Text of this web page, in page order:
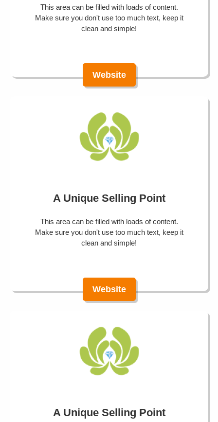
This area can be filled with loads of content.
Make sure you don't use too much text, keep it
clean and simple!
Website
A Unique Selling Point
This area can be filled with loads of content.
Make sure you don't use too much text, keep it
clean and simple!
Website
A Unique Selling Point